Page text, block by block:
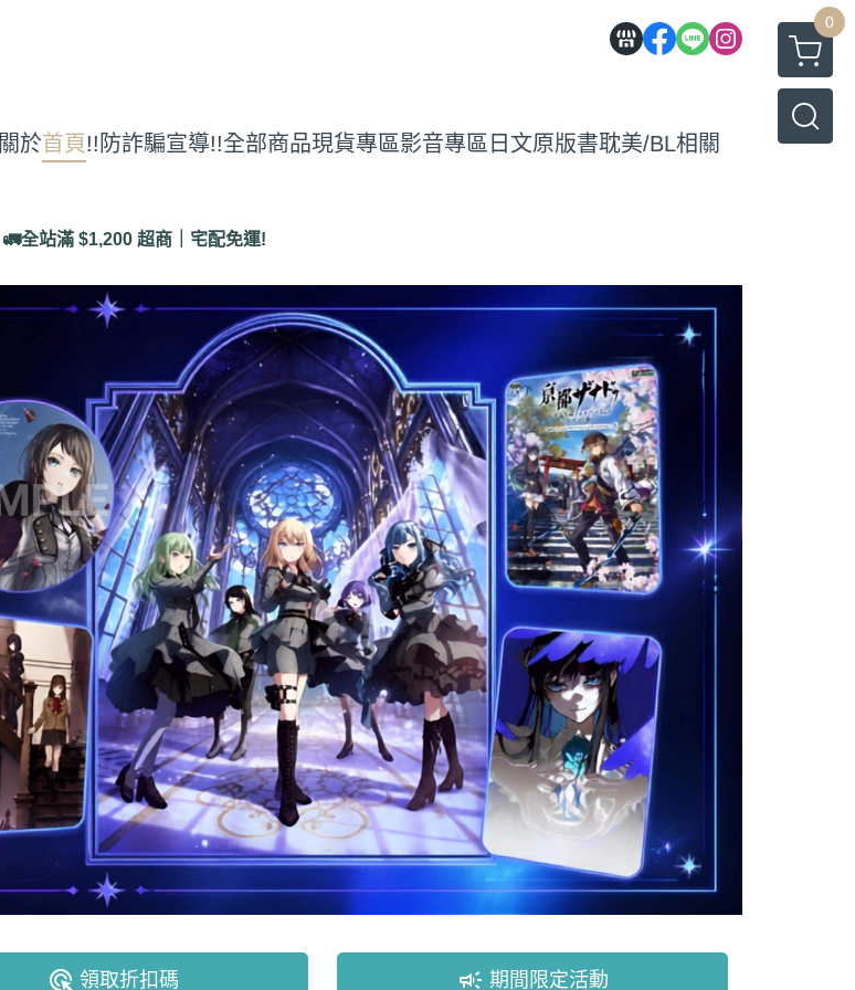
0
關於首頁!!防詐騙宣導!!全部商品現貨專區影音專區 日文原版書耽美/BL相關
🚛全站滿 $1,200 超商｜宅配免運!
ads_click 領取折扣碼 campaign 期間限定活動